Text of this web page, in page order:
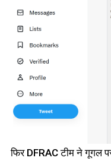
फिर DFRAC टीम ने गूगल